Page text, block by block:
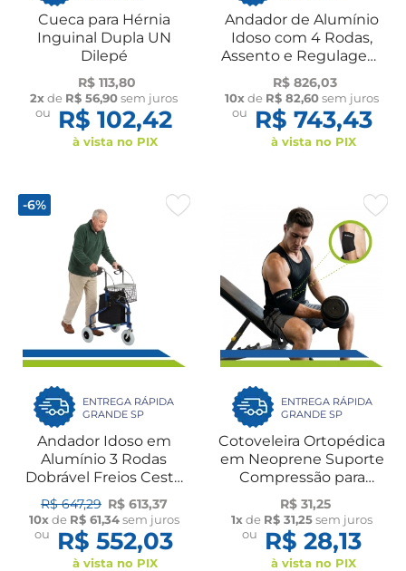
Cueca para Hérnia
Inguinal Dupla UN
Dilepé
R$ 113,80
2xde R$ 56,90sem juros
ou
R$ 102,42
à vista no PIX
Andador de Alumínio
Idoso com 4 Rodas,
Assento e Regulagem
de Altura Até 100 kg
Dilepé
R$ 826,03
10xde R$ 82,60sem juros
ou
R$ 743,43
à vista no PIX
-6%
ENTREGA RÁPIDA
GRANDE SP
Andador Idoso em
Alumínio 3 Rodas
Dobrável Freios Cesto
Frontal e Bolsa Até
100Kg Dilepé
R$ 647,29 R$ 613,37
10xde R$ 61,34sem juros
ou
R$ 552,03
à vista no PIX
ENTREGA RÁPIDA
GRANDE SP
Cotoveleira Ortopédica
em Neoprene Suporte
Compressão para
Cotovelo UN Dilepé
R$ 31,25
1xde R$ 31,25sem juros
ou
R$ 28,13
à vista no PIX